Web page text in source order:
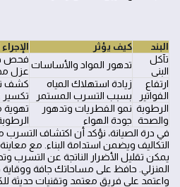
البند كيف يؤثر
تآكل
البنى
تدهور المواد والأساسات فحص
عزل
ارتفاع
الفواتير
زيادة استهلاك المياه
بسبب التسرب المستمر
كشف
تكسير
الرطوبة
والصحة
نمو الفطريات وتدهور
جودة الهواء
تهوية
في درة الصيانة، نؤكد أن اكتشاف التسرب
التكاليف ويضمن استدامة البناء. مع
يمكن تقليل الأضرار الناتجة عن التسرب
المنزلي. حافظ على مساحاتك جافة
واعتمد على فريق معتمد وتقنيات حديثة